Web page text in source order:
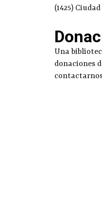
(1425)
Una
donaciones